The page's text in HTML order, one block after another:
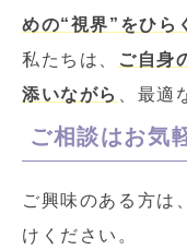
めの“視界”をひら
私たちは、
ご自身
添いながら
、最適
ご相談はお気
ご興味のある方は
けください。